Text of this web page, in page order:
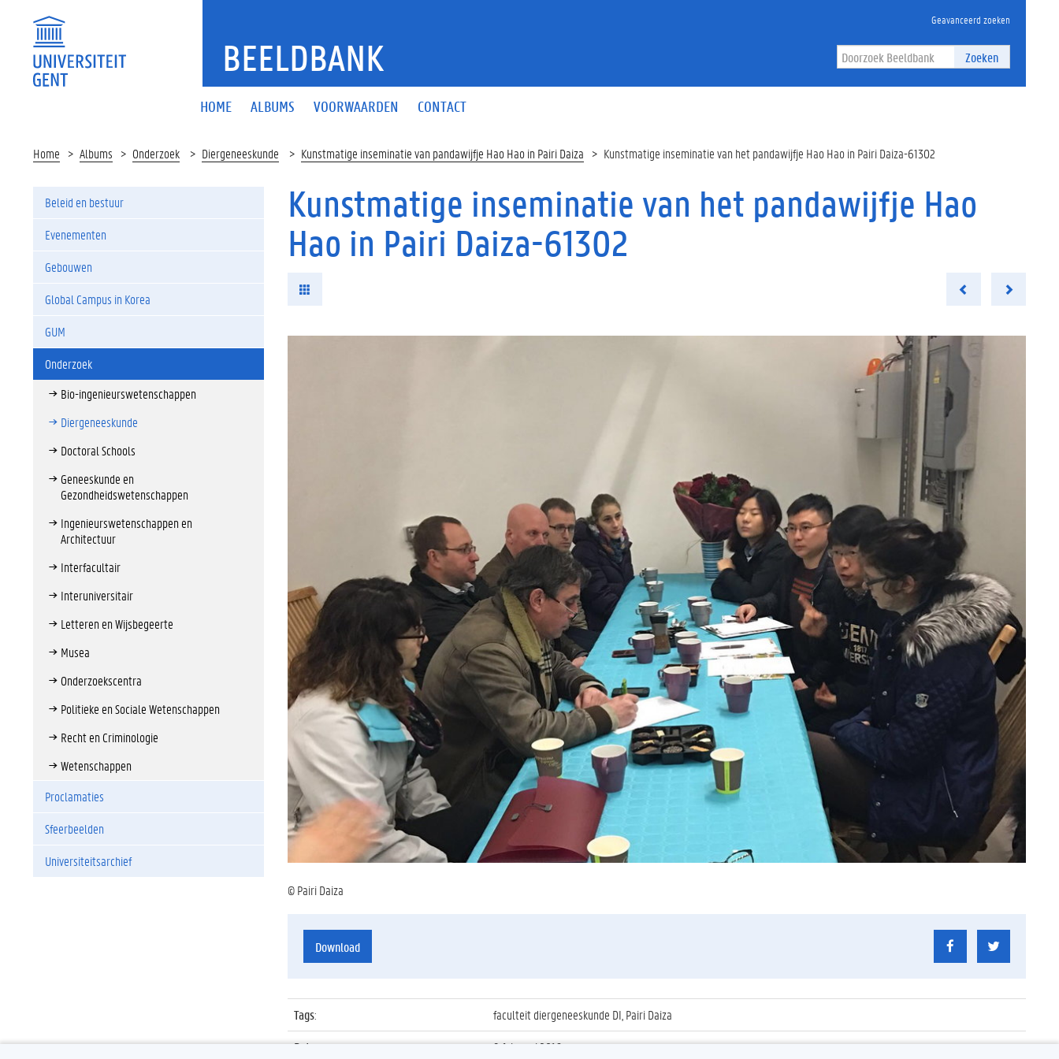
BEELDBANK
Geavanceerd zoeken
Zoeken
HOME ALBUMS VOORWAARDEN CONTACT
Home Albums Onderzoek Diergeneeskunde Kunstmatige inseminatie van pandawijfje Hao Hao in Pairi Daiza Kunstmatige inseminatie van het pandawijfje Hao Hao in Pairi Daiza-61302
Beleid en bestuur
Evenementen
Gebouwen
Global Campus in Korea
GUM
Onderzoek
Bio-ingenieurswetenschappen
Diergeneeskunde
Doctoral Schools
Geneeskunde en
Gezondheidswetenschappen
Ingenieurswetenschappen en
Architectuur
Interfacultair
Interuniversitair
Letteren en Wijsbegeerte
Musea
Onderzoekscentra
Politieke en Sociale Wetenschappen
Recht en Criminologie
Wetenschappen
Proclamaties
Sfeerbeelden
Universiteitsarchief
Kunstmatige inseminatie van het pandawijfje Hao
Hao in Pairi Daiza-61302
© Pairi Daiza
Download
Tags:
faculteit diergeneeskunde DI, Pairi Daiza
Datum: 9 februari 2016